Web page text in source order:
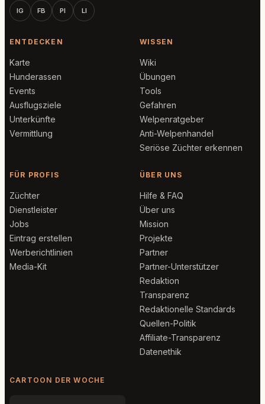
IG FB PI LI
ENTDECKEN
Karte
Hunderassen
Events
Ausflugsziele
Unterkünfte
Vermittlung
WISSEN
Wiki
Übungen
Tools
Gefahren
Welpenratgeber
Anti-Welpenhandel
Seriöse Züchter erkennen
FÜR PROFIS
Züchter
Dienstleister
Jobs
Eintrag erstellen
Werberichtlinien
Media-Kit
ÜBER UNS
Hilfe & FAQ
Über uns
Mission
Projekte
Partner
Partner-Unterstützer
Redaktion
Transparenz
Redaktionelle Standards
Quellen-Politik
Affiliate-Transparenz
Datenethik
CARTOON DER WOCHE